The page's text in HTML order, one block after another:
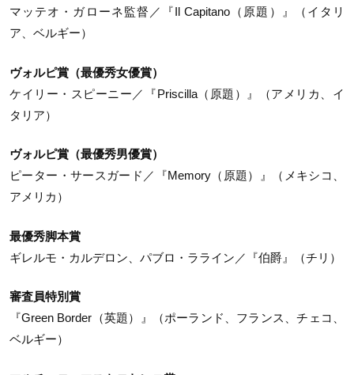
マッテオ・ガローネ監督／『Il Capitano（原題）』（イタリ
ア、ベルギー）
ヴォルピ賞（最優秀女優賞）
ケイリー・スピーニー／『Priscilla（原題）』（アメリカ、イ
タリア）
ヴォルピ賞（最優秀男優賞）
ピーター・サースガード／『Memory（原題）』（メキシコ、
アメリカ）
最優秀脚本賞
ギレルモ・カルデロン、パブロ・ラライン／『伯爵』（チリ）
審査員特別賞
『Green Border（英題）』（ポーランド、フランス、チェコ、
ベルギー）